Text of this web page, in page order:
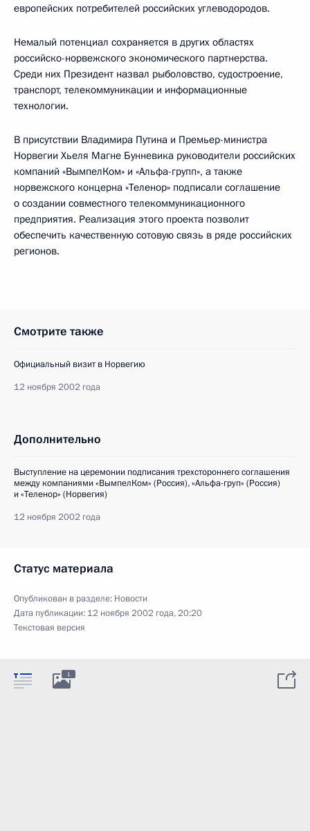
европейских потребителей российских углеводородов.
Немалый потенциал сохраняется в других областях
российско-норвежского экономического партнерства.
Среди них Президент назвал рыболовство, судостроение,
транспорт, телекоммуникации и информационные
технологии.
В присутствии Владимира Путина и Премьер-министра
Норвегии Хьеля Магне Бунневика руководители российских
компаний «ВымпелКом» и «Альфа-групп», а также
норвежского концерна «Теленор» подписали соглашение
о создании совместного телекоммуникационного
предприятия. Реализация этого проекта позволит
обеспечить качественную сотовую связь в ряде российских
регионов.
Смотрите также
Официальный визит в Норвегию
12 ноября 2002 года
Дополнительно
Выступление на церемонии подписания трехстороннего соглашения
между компаниями «ВымпелКом» (Россия), «Альфа-груп» (Россия)
и «Теленор» (Норвегия)
12 ноября 2002 года
Статус материала
Опубликован в разделе: Новости
Дата публикации: 12 ноября 2002 года, 20:20
Текстовая версия
1